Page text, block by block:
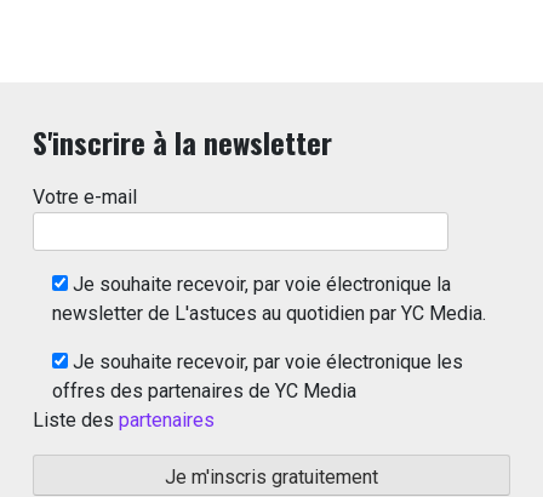
S'inscrire à la newsletter
Votre e-mail
Je souhaite recevoir, par voie électronique la
newsletter de L'astuces au quotidien par YC Media.
Je souhaite recevoir, par voie électronique les
offres des partenaires de YC Media
Liste des partenaires